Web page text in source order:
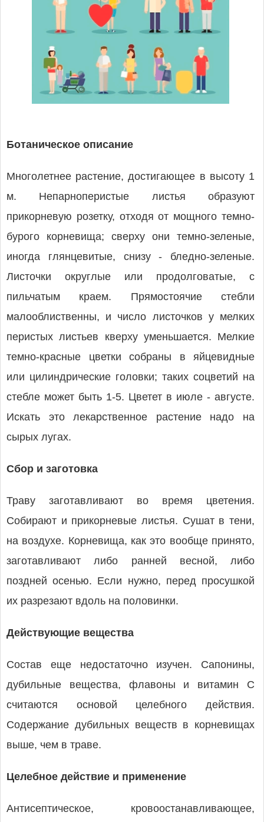
Ботаническое описание
Многолетнее растение, достигающее в высоту 1
м. Непарноперистые листья образуют
прикорневую розетку, отходя от мощного темно-
бурого корневища; сверху они темно-зеленые,
иногда глянцевитые, снизу - бледно-зеленые.
Листочки округлые или продолговатые, с
пильчатым краем. Прямостоячие стебли
малооблиственны, и число листочков у мелких
перистых листьев кверху уменьшается. Мелкие
темно-красные цветки собраны в яйцевидные
или цилиндрические головки; таких соцветий на
стебле может быть 1-5. Цветет в июле - августе.
Искать это лекарственное растение надо на
сырых лугах.
Сбор и заготовка
Траву заготавливают во время цветения.
Собирают и прикорневые листья. Сушат в тени,
на воздухе. Корневища, как это вообще принято,
заготавливают либо ранней весной, либо
поздней осенью. Если нужно, перед просушкой
их разрезают вдоль на половинки.
Действующие вещества
Состав еще недостаточно изучен. Сапонины,
дубильные вещества, флавоны и витамин С
считаются основой целебного действия.
Содержание дубильных веществ в корневищах
выше, чем в траве.
Целебное действие и применение
Антисептическое, кровоостанавливающее,